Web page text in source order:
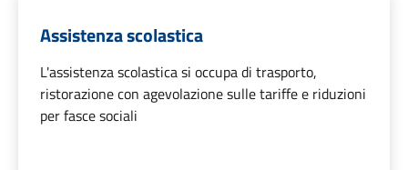
Assistenza scolastica
L'assistenza scolastica si occupa di trasporto,
ristorazione con agevolazione sulle tariffe e riduzioni
per fasce sociali